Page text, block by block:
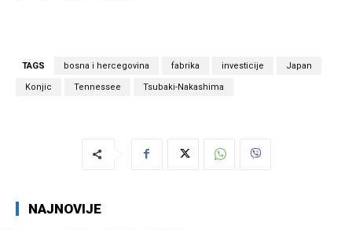
TAGS bosna i hercegovina fabrika investicije Japan
Konjic Tennessee Tsubaki-Nakashima
NAJNOVIJE